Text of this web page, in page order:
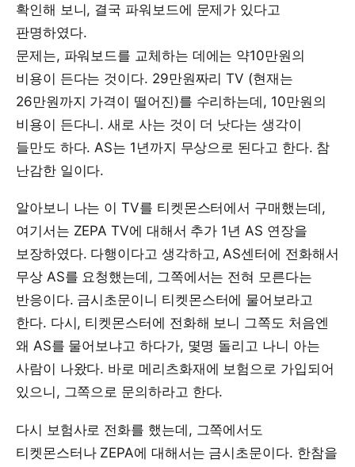
확인해 보니, 결국 파워보드에 문제가 있다고
판명하였다.
문제는, 파워보드를 교체하는 데에는 약10만원의
비용이 든다는 것이다. 29만원짜리 TV (현재는
26만원까지 가격이 떨어진)를 수리하는데, 10만원의
비용이 든다니. 새로 사는 것이 더 낫다는 생각이
들만도 하다. AS는 1년까지 무상으로 된다고 한다. 참
난감한 일이다.
알아보니 나는 이 TV를 티켓몬스터에서 구매했는데,
여기서는 ZEPA TV에 대해서 추가 1년 AS 연장을
보장하였다. 다행이다고 생각하고, AS센터에 전화해서
무상 AS를 요청했는데, 그쪽에서는 전혀 모른다는
반응이다. 금시초문이니 티켓몬스터에 물어보라고
한다. 다시, 티켓몬스터에 전화해 보니 그쪽도 처음엔
왜 AS를 물어보냐고 하다가, 몇명 돌리고 나니 아는
사람이 나왔다. 바로 메리츠화재에 보험으로 가입되어
있으니, 그쪽으로 문의하라고 한다.
다시 보험사로 전화를 했는데, 그쪽에서도
티켓몬스터나 ZEPA에 대해서는 금시초문이다. 한참을